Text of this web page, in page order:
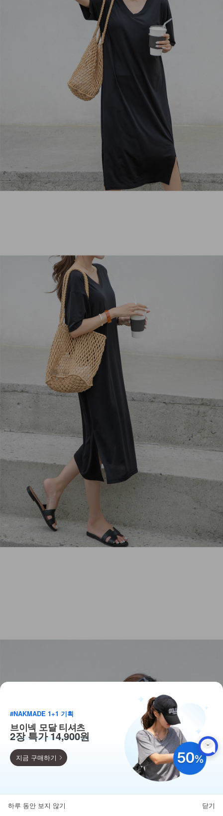
득템찬스
#NAKMADE 1+1 기획
브이넥 모달 티셔츠
2장 특가 14,900원
지금 구매하기
하루 동안 보지 않기 닫기
뒤로가기 카테고리 마이페이지